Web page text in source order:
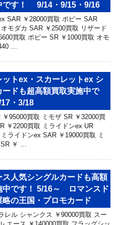
です！ 9/14・9/15・9/16
SAR ￥28000買取 ポピー SAR
オモダカ SAR ￥2500買取 リザード
買取 ポピー SR ￥1000買取 オモ
…
ットex・スカーレットex シ
ードも超高額買取実施中で
・3/18
￥95000買取 ミモザ SR ￥32000買
￥2200買取 ミライドンex UR
ライドンex SAR ￥19000買取 ミ
SR ￥ …
ス人気シングルカードも高額
中です！ 5/16～ ロマンスド
略の王国・プロモカード
レル シャンクス ￥90000買取 スー